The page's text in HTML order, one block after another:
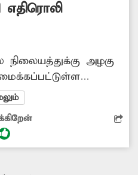
எதிரொலி
அழகு
பராமரிப்பு இன்றி
இது குறித்து
செய்தி
எதிரொலியாக